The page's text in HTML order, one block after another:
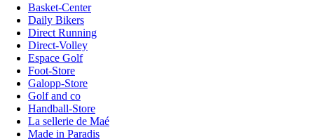
Basket-Center
Daily Bikers
Direct Running
Direct-Volley
Espace Golf
Foot-Store
Galopp-Store
Golf and co
Handball-Store
La sellerie de Maé
Made in Paradis